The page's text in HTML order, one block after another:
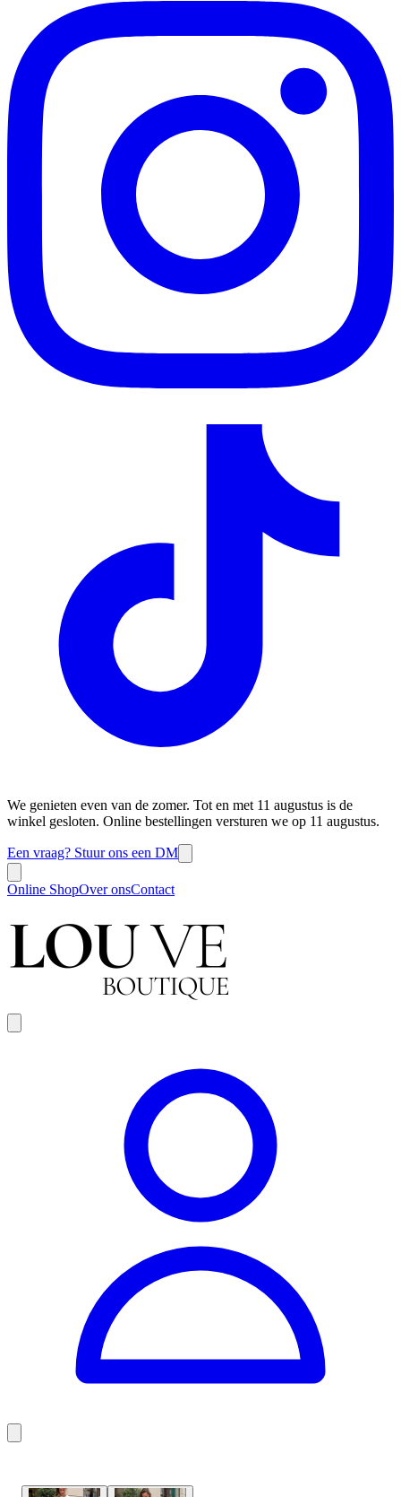
We genieten even van de zomer. Tot en met 11 augustus is de
winkel gesloten. Online bestellingen versturen we op 11 augustus.
Een vraag? Stuur ons een DM
Online ShopOver onsContact